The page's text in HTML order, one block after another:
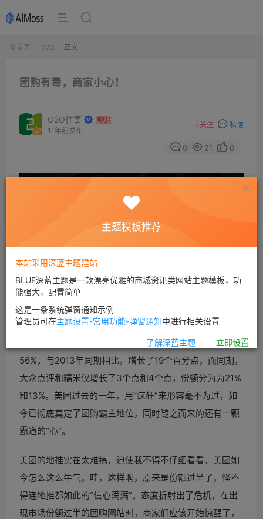
首页 O2O 正文
团购有毒，商家小心！
O2O往事
11年前发布
+关注 私信
0 21 0
易观数据显示，今年上半年，美团的市场份额占比为
56%，与2013年同期相比，增长了19个百分点，而同期，
大众点评和糯米仅增长了3个点和4个点，份额分为为21%
和13%。美团过去的一年，用“疯狂”来形容毫不为过，如
今已彻底奠定了团购霸主地位，同时随之而来的还有一颗
霸道的“心”。
美团的地推实在太难搞，迫使我不得不仔细看看，美团如
今怎么这么牛气，哇，这样啊，原来是份额过半了，怪不
得连地推都如此的“信心满满”。态度折射出了危机，在出
现市场份额过半的团购网站时，商家们应该开始惊醒了，
主题模板推荐
本站采用深蓝主题建站
BLUE深蓝主题是一款漂亮优雅的商城资讯类网站主题模板，功
能强大，配置简单
这是一条系统弹窗通知示例
管理员可在主题设置-常用功能-弹窗通知中进行相关设置
了解深蓝主题 立即设置